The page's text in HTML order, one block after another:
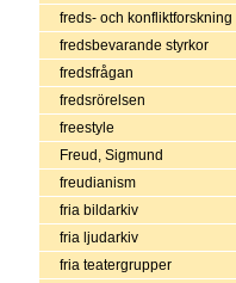
freds- och konfliktforskning
fredsbevarande styrkor
fredsfrågan
fredsrörelsen
freestyle
Freud, Sigmund
freudianism
fria bildarkiv
fria ljudarkiv
fria teatergrupper